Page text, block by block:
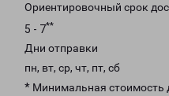
Ориентировочный срок
5 - 7**
Дни отправки
пн, вт, ср, чт, пт, сб
* Минимальная стоимость